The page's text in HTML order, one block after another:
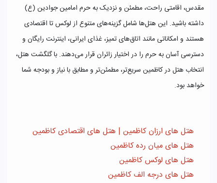
مقدس، اقامتی راحت، مطمئن و نزدیک به حرم امامین جوادین (ع)
داشته باشید. این هتل‌ها شامل گزینه‌های متنوع از لوکس تا اقتصادی
هستند و امکاناتی مانند اتاق‌های تمیز، غذای ایرانی، اینترنت رایگان و
دسترسی آسان به حرم را در اختیار زائران قرار می‌دهند. با گلگشت هتل،
انتخاب هتل در کاظمین سریع‌تر، مطمئن‌تر و مطابق با نیاز و بودجه شما
خواهد بود.
هتل های ارزان کاظمین | هتل های اقتصادی کاظمین
هتل های میان رده کاظمین
هتل های لوکس کاظمین
هتل های درجه الف کاظمین